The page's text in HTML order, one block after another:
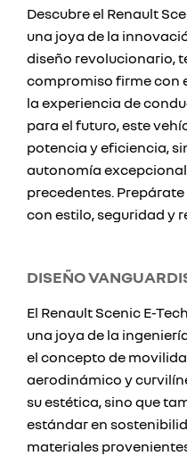
Descubre el Renault
una joya de la
diseño revolucionario,
compromiso firme con
la experiencia de
para el futuro, este
potencia y eficiencia,
autonomía
precedentes.
con estilo, seguridad y
DISEÑO
El Renault Scenic E-
una joya de la
el concepto de
aerodinámico y
su estética, sino que
estándar en
materiales